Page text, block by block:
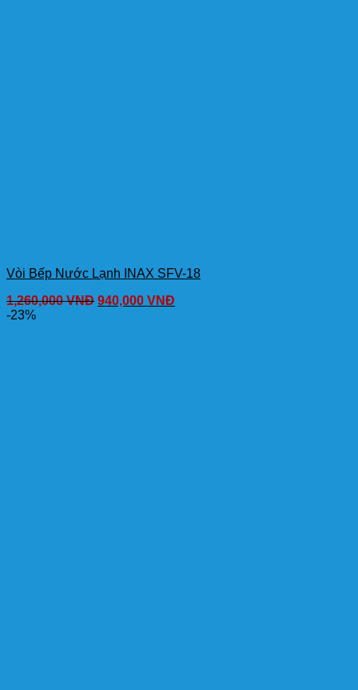
Vòi Bếp Nước Lạnh INAX SFV-18
1,260,000VNĐ 940,000 VNĐ
-23%